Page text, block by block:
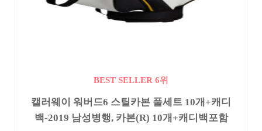
BEST SELLER 6위
캘러웨이 워버드6 스틸카본 풀세트 10개+캐디
백-2019 남성병행, 카본(R) 10개+캐디백포함